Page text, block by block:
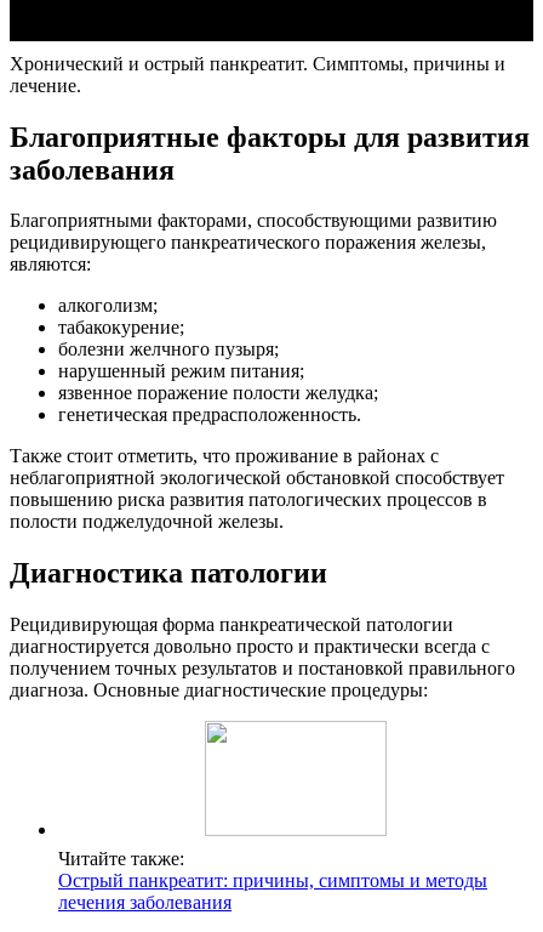
Хронический и острый панкреатит. Симптомы, причины и
лечение.
Благоприятные факторы для развития
заболевания
Благоприятными факторами, способствующими развитию
рецидивирующего панкреатического поражения железы,
являются:
алкоголизм;
табакокурение;
болезни желчного пузыря;
нарушенный режим питания;
язвенное поражение полости желудка;
генетическая предрасположенность.
Также стоит отметить, что проживание в районах с
неблагоприятной экологической обстановкой способствует
повышению риска развития патологических процессов в
полости поджелудочной железы.
Диагностика патологии
Рецидивирующая форма панкреатической патологии
диагностируется довольно просто и практически всегда с
получением точных результатов и постановкой правильного
диагноза. Основные диагностические процедуры:
Читайте также:
Острый панкреатит: причины, симптомы и методы
лечения заболевания